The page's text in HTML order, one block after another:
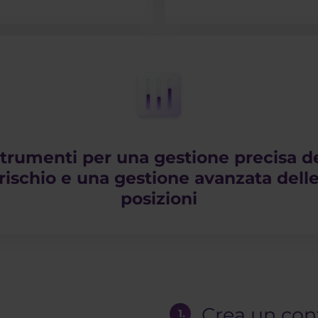
per una gestione precisa
e una gestione avanzata delle
posizioni